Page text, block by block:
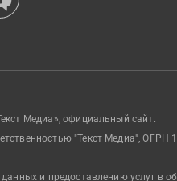
Медиа», официальный сайт.
"Текст Медиа",
и предоставлению услуг